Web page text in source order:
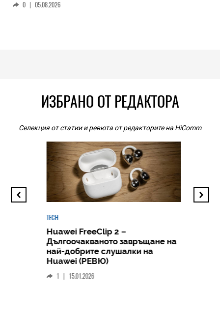
0 | 05.08.2026
ИЗБРАНО ОТ РЕДАКТОРА
Селекция от статии и ревюта от редакторите на HiComm
TECH
Huawei FreeClip 2 –
Дългоочакваното завръщане на
най-добрите слушалки на
Huawei (РЕВЮ)
1 15.01.2026